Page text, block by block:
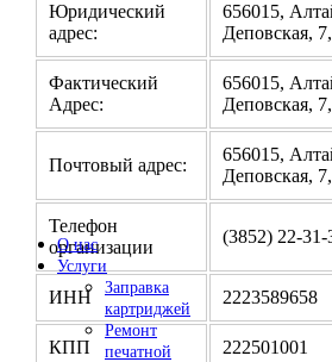
О нас
Услуги
Заправка
картриджей
Ремонт
печатной
Юридический
адрес:
656015,
Деповская,
Фактический
Адрес:
656015,
Деповская,
Почтовый адрес:
656015,
Деповская,
Телефон
организации
(3852) 22-
ИНН 2223589658
КПП 222501001